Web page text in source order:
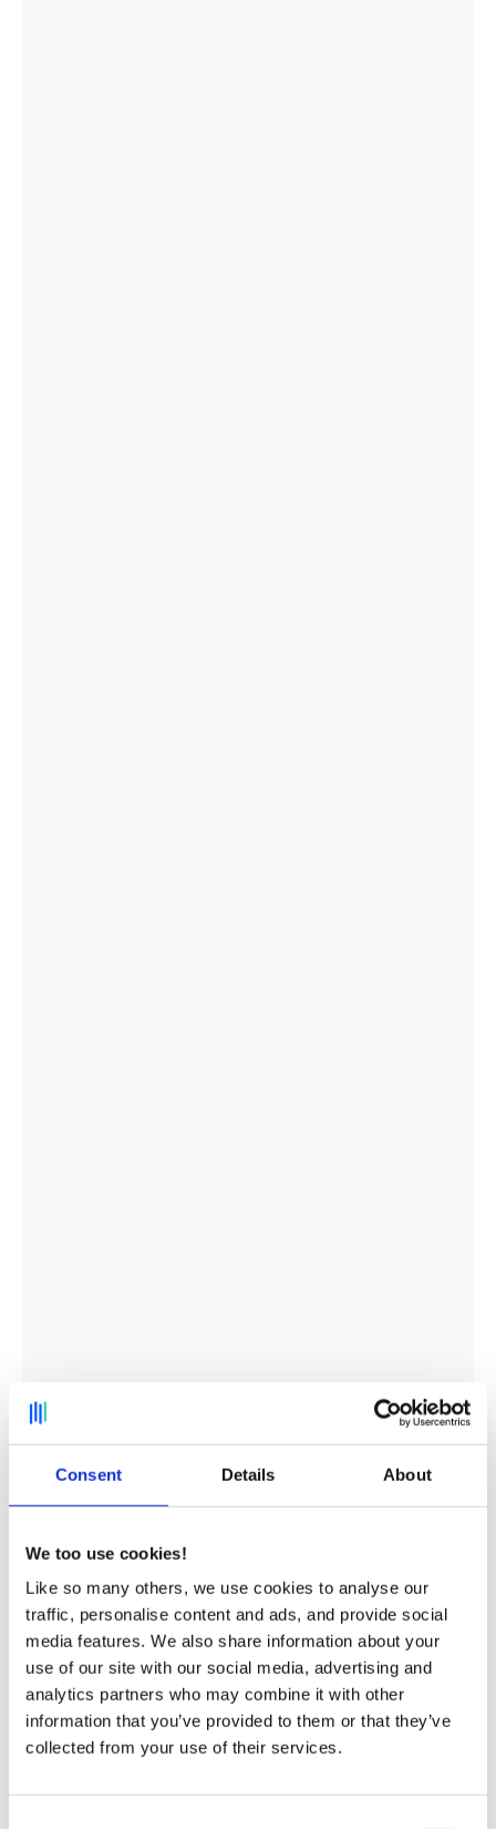
Consent Details About
We too use cookies!
Like so many others, we use cookies to analyse our
traffic, personalise content and ads, and provide social
media features. We also share information about your
use of our site with our social media, advertising and
analytics partners who may combine it with other
information that you’ve provided to them or that they’ve
collected from your use of their services.